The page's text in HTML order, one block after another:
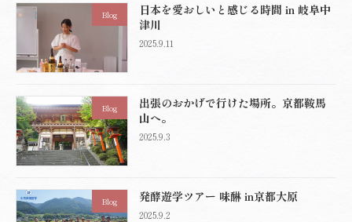
Blog
日本を愛おしいと感じる時間 in 岐阜中
津川
2025.9.11
Blog
出張のおかげで行けた場所。京都鞍馬
山へ。
2025.9.3
Blog 発酵遊学ツアー 味醂 in京都大原
2025.9.2